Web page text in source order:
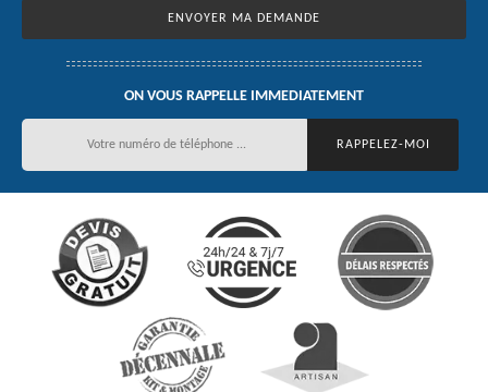
ON VOUS RAPPELLE IMMEDIATEMENT